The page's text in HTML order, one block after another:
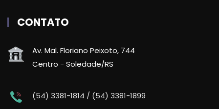
CONTATO
Av. Mal. Floriano Peixoto, 744
Centro - Soledade/RS
(54) 3381-1814 / (54) 3381-1899